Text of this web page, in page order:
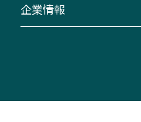
伊勢二見鳥羽周遊バスCAN
「みえブルーライン」（
神都ライナー
桑名・長島温泉・金城ふ
（休止中）
お客様駐車場のご案内
美し国周遊ばす
自家用自動車車両運行管理
企業情報